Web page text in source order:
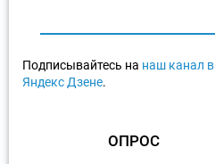
Подписывайтесь на наш канал в
Яндекс Дзене.
ОПРОС